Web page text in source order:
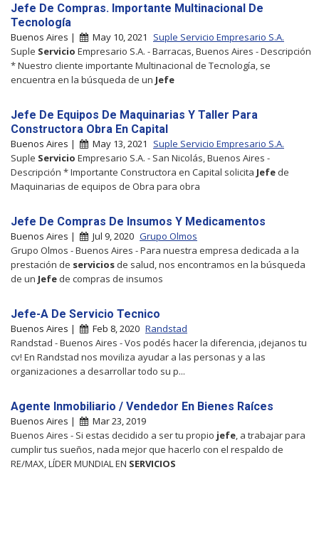
Jefe De Compras. Importante Multinacional De
Tecnología
Buenos Aires | May 10, 2021
Suple Servicio Empresario S.A.
Suple Servicio Empresario S.A. - Barracas, Buenos Aires - Descripción
* Nuestro cliente importante Multinacional de Tecnología, se
encuentra en la búsqueda de un Jefe
Jefe De Equipos De Maquinarias Y Taller Para
Constructora Obra En Capital
Buenos Aires | May 13, 2021
Suple Servicio Empresario S.A.
Suple Servicio Empresario S.A. - San Nicolás, Buenos Aires -
Descripción * Importante Constructora en Capital solicita Jefe de
Maquinarias de equipos de Obra para obra
Jefe De Compras De Insumos Y Medicamentos
Buenos Aires | Jul 9, 2020 Grupo Olmos
Grupo Olmos - Buenos Aires - Para nuestra empresa dedicada a la
prestación de servicios de salud, nos encontramos en la búsqueda
de un Jefe de compras de insumos
Jefe-A De Servicio Tecnico
Buenos Aires | Feb 8, 2020 Randstad
Randstad - Buenos Aires - Vos podés hacer la diferencia, ¡dejanos tu
cv! En Randstad nos moviliza ayudar a las personas y a las
organizaciones a desarrollar todo su p...
Agente Inmobiliario / Vendedor En Bienes Raíces
Buenos Aires |
Mar 23, 2019
Buenos Aires - Si estas decidido a ser tu propio jefe , a trabajar para
cumplir tus sueños, nada mejor que hacerlo con el respaldo de
RE/MAX, LÍDER MUNDIAL EN SERVICIOS